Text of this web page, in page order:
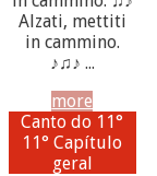
Alzati, mettiti
in cammino.
♪♫♪ ...
more
Canto do 11°
11° Capítulo
geral